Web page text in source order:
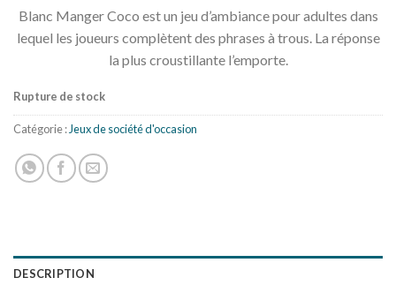
Blanc Manger Coco est un jeu d’ambiance pour adultes dans
lequel les joueurs complètent des phrases à trous. La réponse
la plus croustillante l’emporte.
Rupture de stock
Catégorie : Jeux de société d'occasion
DESCRIPTION